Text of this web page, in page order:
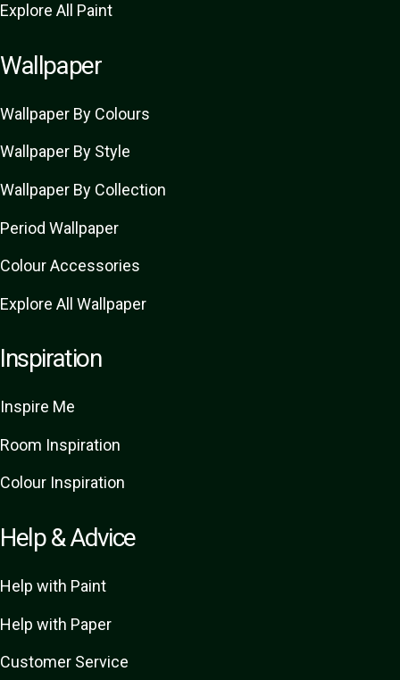
Explore All Paint
Wallpaper
Wallpaper By Colours
Wallpaper By Style
Wallpaper By Collection
Period Wallpaper
Colour Accessories
Explore All Wallpaper
Inspiration
Inspire Me
Room Inspiration
Colour Inspiration
Help & Advice
Help with Paint
Help with Paper
Customer Service